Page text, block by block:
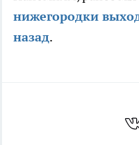
нижегородки
назад.